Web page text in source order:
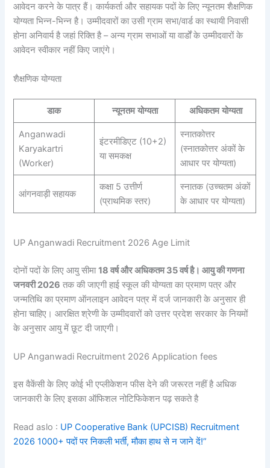
आवेदन करने के पात्र हैं। कार्यकर्ता और सहायक पदों के लिए न्यूनतम शैक्षणिक
योग्यता भिन्न-भिन्न है। उम्मीदवारों का उसी ग्राम सभा/वार्ड का स्थायी निवासी
होना अनिवार्य है जहां रिक्ति है – अन्य ग्राम सभाओं या वार्डों के उम्मीदवारों के
आवेदन स्वीकार नहीं किए जाएंगे।
शैक्षणिक योग्यता
डाक न्यूनतम योग्यता अधिकतम योग्यता
Anganwadi
Karyakartri
(Worker)
इंटरमीडिएट (10+2)
या समकक्ष
स्नातकोत्तर
(स्नातकोत्तर अंकों के
आधार पर योग्यता)
आंगनवाड़ी सहायक
कक्षा 5 उत्तीर्ण
(प्राथमिक स्तर)
स्नातक (उच्चतम अंकों
के आधार पर योग्यता)
UP Anganwadi Recruitment 2026 Age Limit
दोनों पदों के लिए आयु सीमा18 वर्ष और अधिकतम 35 वर्ष है। आयु की गणना
जनवरी 2026 तक की जाएगी हाई स्कूल की योग्यता का प्रमाण पत्र और
जन्मतिथि का प्रमाण ऑनलाइन आवेदन पत्र में दर्ज जानकारी के अनुसार ही
होना चाहिए। आरक्षित श्रेणी के उम्मीदवारों को उत्तर प्रदेश सरकार के नियमों
के अनुसार आयु में छूट दी जाएगी।
UP Anganwadi Recruitment 2026 Application fees
इस वैकेंसी के लिए कोई भी एप्लीकेशन फीस देने की जरूरत नहीं है अधिक
जानकारी‌ के लिए इसका ऑफिशल नोटिफिकेशन पढ़ सकते है
Read aslo : UP Cooperative Bank (UPCISB) Recruitment
2026 1000+ पदों पर निकली भर्ती, मौका हाथ से न जाने दें!”